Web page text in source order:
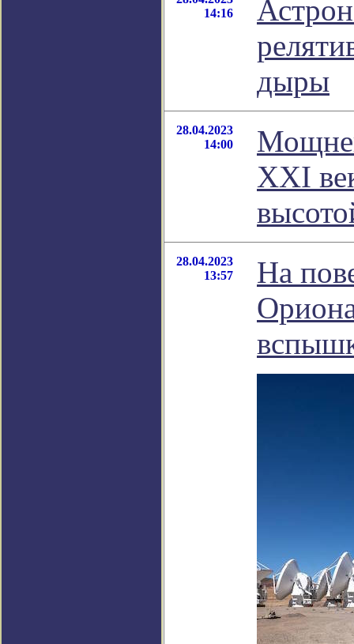
14:16
дыры
28.04.2023
14:00
XXI
28.04.2023
13:57
На